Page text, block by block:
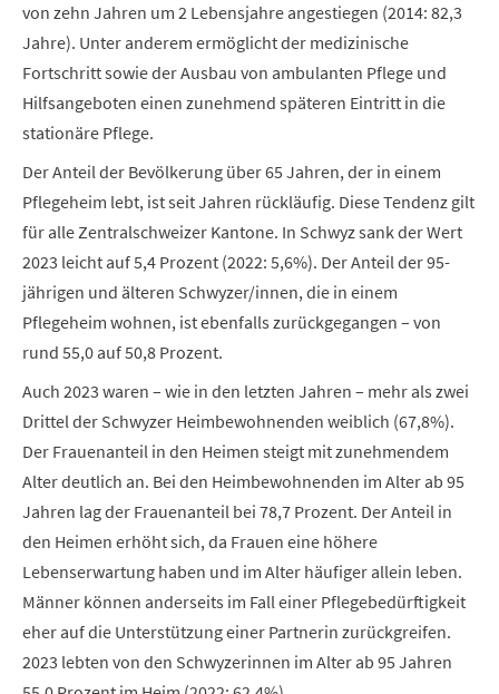
von zehn Jahren um 2 Lebensjahre angestiegen (2014: 82,3
Jahre). Unter anderem ermöglicht der medizinische
Fortschritt sowie der Ausbau von ambulanten Pflege und
Hilfsangeboten einen zunehmend späteren Eintritt in die
stationäre Pflege.
Der Anteil der Bevölkerung über 65 Jahren, der in einem
Pflegeheim lebt, ist seit Jahren rückläufig. Diese Tendenz gilt
für alle Zentralschweizer Kantone. In Schwyz sank der Wert
2023 leicht auf 5,4 Prozent (2022: 5,6%). Der Anteil der 95-
jährigen und älteren Schwyzer/innen, die in einem
Pflegeheim wohnen, ist ebenfalls zurückgegangen – von
rund 55,0 auf 50,8 Prozent.
Auch 2023 waren – wie in den letzten Jahren – mehr als zwei
Drittel der Schwyzer Heimbewohnenden weiblich (67,8%).
Der Frauenanteil in den Heimen steigt mit zunehmendem
Alter deutlich an. Bei den Heimbewohnenden im Alter ab 95
Jahren lag der Frauenanteil bei 78,7 Prozent. Der Anteil in
den Heimen erhöht sich, da Frauen eine höhere
Lebenserwartung haben und im Alter häufiger allein leben.
Männer können anderseits im Fall einer Pflegebedürftigkeit
eher auf die Unterstützung einer Partnerin zurückgreifen.
2023 lebten von den Schwyzerinnen im Alter ab 95 Jahren